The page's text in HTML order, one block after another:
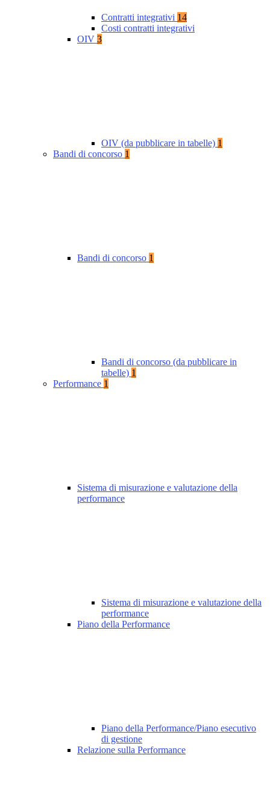
Contratti integrativi 14
Costi contratti integrativi
OIV 3
OIV (da pubblicare in tabelle) 1
Bandi di concorso 1
Bandi di concorso 1
Bandi di concorso (da pubblicare in
tabelle) 1
Performance 1
Sistema di misurazione e valutazione della
performance
Sistema di misurazione e valutazione della
performance
Piano della Performance
Piano della Performance/Piano esecutivo
di gestione
Relazione sulla Performance